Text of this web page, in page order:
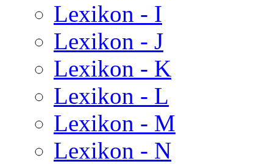
Lexikon - I
Lexikon - J
Lexikon - K
Lexikon - L
Lexikon - M
Lexikon - N